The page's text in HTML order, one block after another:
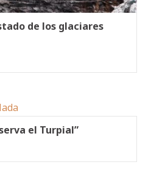
de los glaciares
el Turpial”